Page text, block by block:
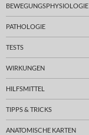
BEWEGUNGSPHYSIOLOGIE
PATHOLOGIE
TESTS
WIRKUNGEN
HILFSMITTEL
TIPPS & TRICKS
ANATOMISCHE KARTEN